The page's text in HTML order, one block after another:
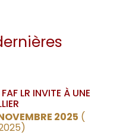
LR INVITE À UNE
2025 (